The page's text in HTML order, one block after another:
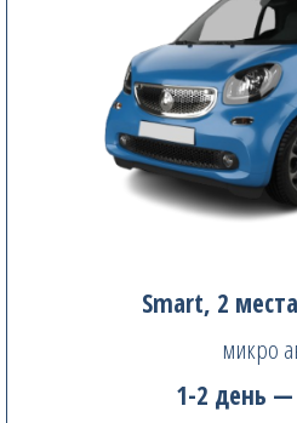
Smart, 2
микро
1-2 день